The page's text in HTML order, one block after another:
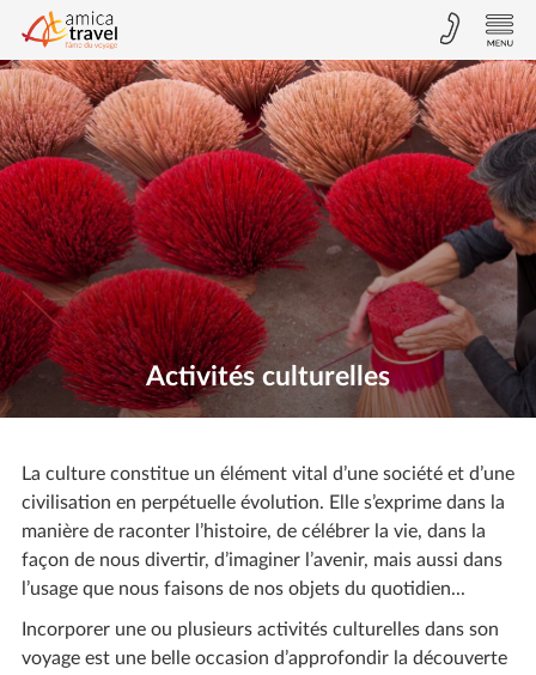
Activités culturelles
La culture constitue un élément vital d’une société et d’une
civilisation en perpétuelle évolution. Elle s’exprime dans la
manière de raconter l’histoire, de célébrer la vie, dans la
façon de nous divertir, d’imaginer l’avenir, mais aussi dans
l’usage que nous faisons de nos objets du quotidien...
Incorporer une ou plusieurs activités culturelles dans son
voyage est une belle occasion d’approfondir la découverte